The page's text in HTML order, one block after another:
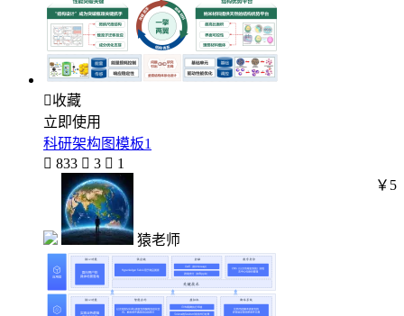
收藏
立即使用
科研架构图模板1
 833  3  1
猿老师
￥5